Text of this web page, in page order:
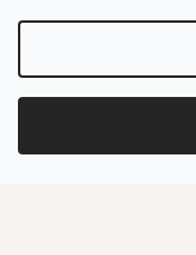
PŘIHLÁSIT SE